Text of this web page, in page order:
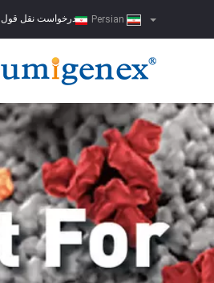
درخواست نقل قول